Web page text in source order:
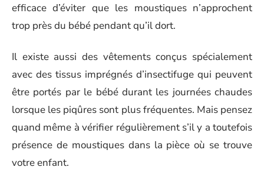
efficace d’éviter que les moustiques n’approchent
trop près du bébé pendant qu’il dort.
Il existe aussi des vêtements conçus spécialement
avec des tissus imprégnés d’insectifuge qui peuvent
être portés par le bébé durant les journées chaudes
lorsque les piqûres sont plus fréquentes. Mais pensez
quand même à vérifier régulièrement s’il y a toutefois
présence de moustiques dans la pièce où se trouve
votre enfant.